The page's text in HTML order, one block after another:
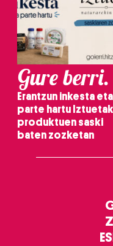
Gure berri.
Erantzun inkesta eta
parte hartu
produktuen saski
baten zozketan